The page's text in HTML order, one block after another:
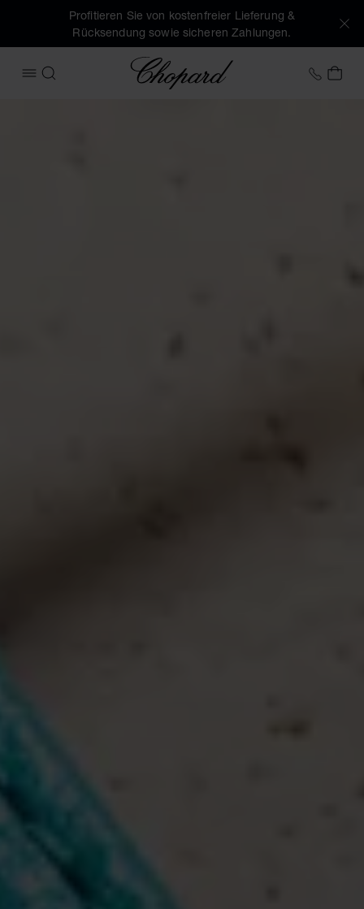
Profitieren Sie von kostenfreier Lieferung &
Rücksendung sowie sicheren Zahlungen.
MENÜ ÖFFNEN
SUCHEN Chopard +43